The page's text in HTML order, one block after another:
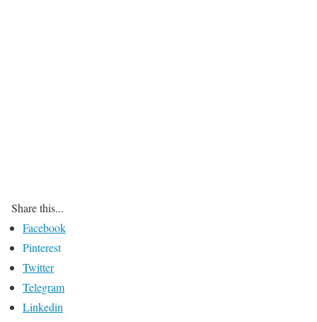
Share this...
Facebook
Pinterest
Twitter
Telegram
Linkedin